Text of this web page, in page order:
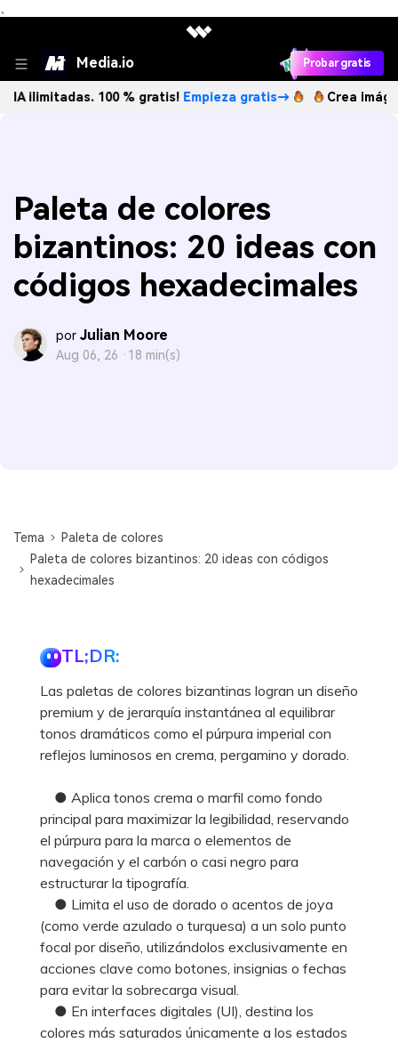
、
Media.io Probar gratis
100 % gratis! Empieza gratis→ Crea imágenes
Paleta de colores
bizantinos: 20 ideas con
códigos hexadecimales
por Julian Moore
Aug 06, 26 · 18 min(s)
Tema
Paleta de colores
Paleta de colores bizantinos: 20 ideas con códigos
hexadecimales
TL;DR:
Las paletas de colores bizantinas logran un diseño
premium y de jerarquía instantánea al equilibrar
tonos dramáticos como el púrpura imperial con
reflejos luminosos en crema, pergamino y dorado.
● Aplica tonos crema o marfil como fondo
principal para maximizar la legibilidad, reservando
el púrpura para la marca o elementos de
navegación y el carbón o casi negro para
estructurar la tipografía.
● Limita el uso de dorado o acentos de joya
(como verde azulado o turquesa) a un solo punto
focal por diseño, utilizándolos exclusivamente en
acciones clave como botones, insignias o fechas
para evitar la sobrecarga visual.
● En interfaces digitales (UI), destina los
colores más saturados únicamente a los estados